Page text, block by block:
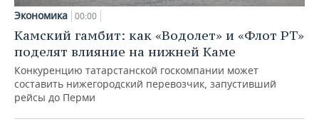
Экономика 00:00
Камский гамбит: как «Водолет» и «Флот РТ»
поделят влияние на нижней Каме
Конкуренцию татарстанской госкомпании может
составить нижегородский перевозчик, запустивший
рейсы до Перми